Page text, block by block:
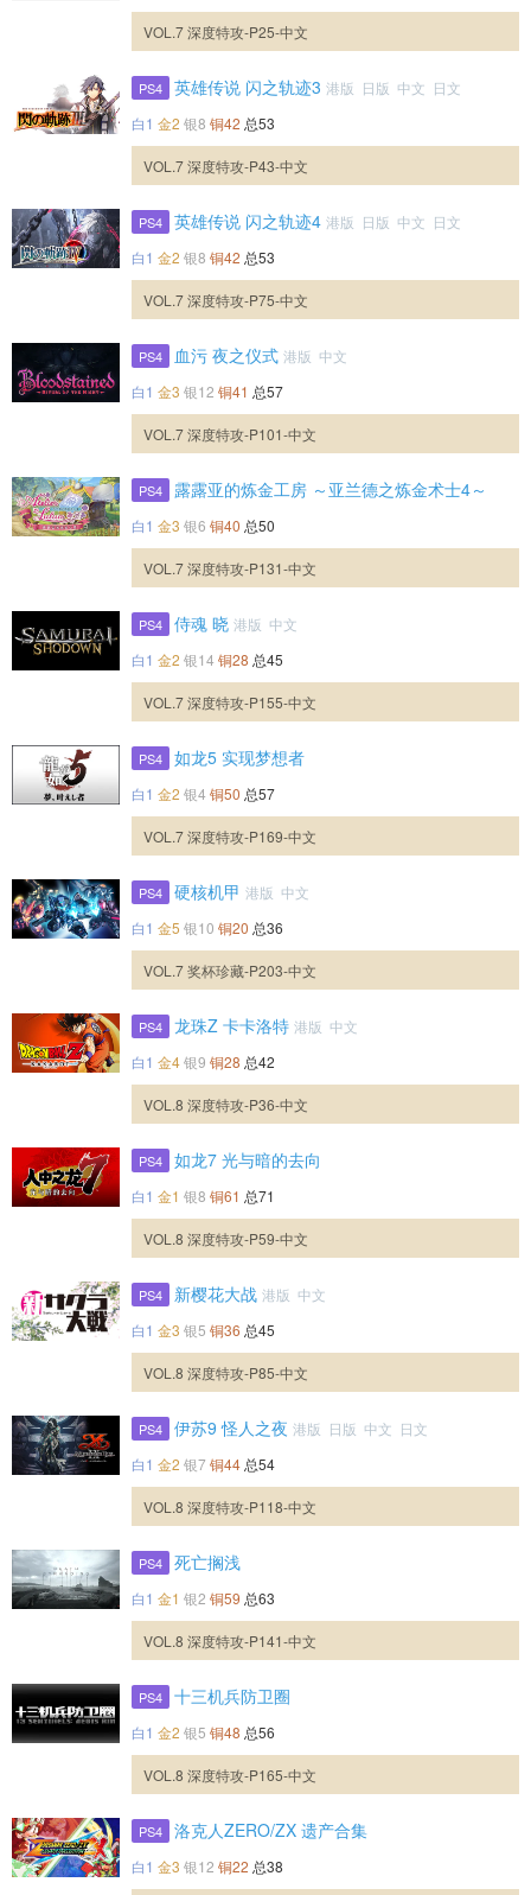
VOL.7 深度特攻-P25-中文
PS4 英雄传说 闪之轨迹3 港版 日版 中文 日文
白1 金2 银8 铜42 总53
VOL.7 深度特攻-P43-中文
PS4 英雄传说 闪之轨迹4 港版 日版 中文 日文
白1 金2 银8 铜42 总53
VOL.7 深度特攻-P75-中文
PS4 血污 夜之仪式 港版 中文
白1 金3 银12 铜41 总57
VOL.7 深度特攻-P101-中文
PS4 露露亚的炼金工房 ～亚兰德之炼金术士4～
白1 金3 银6 铜40 总50
VOL.7 深度特攻-P131-中文
PS4 侍魂 晓 港版 中文
白1 金2 银14 铜28 总45
VOL.7 深度特攻-P155-中文
PS4 如龙5 实现梦想者
白1 金2 银4 铜50 总57
VOL.7 深度特攻-P169-中文
PS4 硬核机甲 港版 中文
白1 金5 银10 铜20 总36
VOL.7 奖杯珍藏-P203-中文
PS4 龙珠Z 卡卡洛特 港版 中文
白1 金4银9 铜28 总42
VOL.8 深度特攻-P36-中文
PS4 如龙7 光与暗的去向
白1 金1 银8 铜61 总71
VOL.8 深度特攻-P59-中文
PS4 新樱花大战 港版 中文
白1 金3 银5 铜36 总45
VOL.8 深度特攻-P85-中文
PS4 伊苏9 怪人之夜 港版 日版 中文 日文
白1 金2 银7 铜44 总54
VOL.8 深度特攻-P118-中文
PS4 死亡搁浅
白1 金1 银2 铜59 总63
VOL.8 深度特攻-P141-中文
PS4 十三机兵防卫圈
白1 金2 银5 铜48 总56
VOL.8 深度特攻-P165-中文
PS4 洛克人ZERO/ZX 遗产合集
白1 金3 银12 铜22 总38